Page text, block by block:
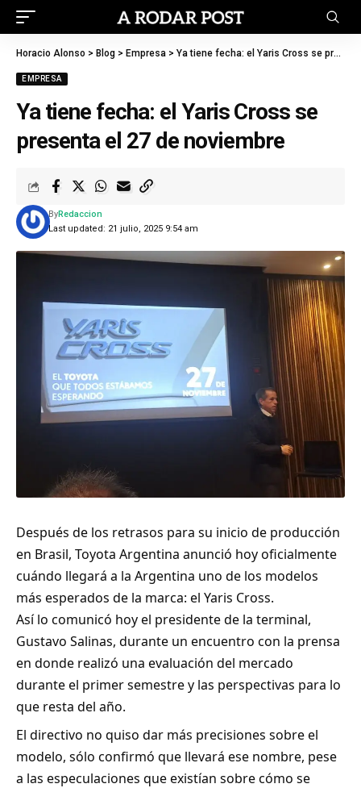
Horacio Alonso > Blog > Empresa > Ya tiene fecha: el Yaris Cross se presenta el 27 de noviembre
EMPRESA
Ya tiene fecha: el Yaris Cross se
presenta el 27 de noviembre
Last updated: 21 julio, 2025 9:54 am
ByRedaccion
Después de los retrasos para su inicio de producción
en Brasil, Toyota Argentina anunció hoy oficialmente
cuándo llegará a la Argentina uno de los modelos
más esperados de la marca: el Yaris Cross.
Así lo comunicó hoy el presidente de la terminal,
Gustavo Salinas, durante un encuentro con la prensa
en donde realizó una evaluación del mercado
durante el primer semestre y las perspectivas para lo
que resta del año.
El directivo no quiso dar más precisiones sobre el
modelo, sólo confirmó que llevará ese nombre, pese
a las especulaciones que existían sobre cómo se